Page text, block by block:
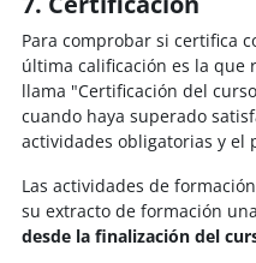
Para comprobar si certifica
última calificación es la que
llama "Certificación del
cuando haya superado
actividades obligatorias y el
Las actividades de
su extracto de formación
desde la finalización del